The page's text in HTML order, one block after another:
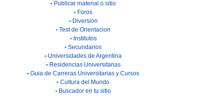
• Publicar material o sitio
• Foros
• Diversion
• Test de Orientacion
• Institutos
• Secundarios
• Universidades de Argentina
• Residencias Universitarias
• Guia de Carreras Universitarias y Cursos
• Cultura del Mundo
• Buscador en tu sitio